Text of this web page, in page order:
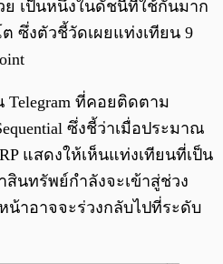
ย เป็นหนึ่งในดัชนีที่ใช้กันมาก
ซึ่งตัวชี้วัดเผยแท่งเทียน 9
ที่คอยติดตาม
ซึ่งชี้ว่าเมื่อประมาณ
แสดงให้เห็นแท่งเทียนที่เป็น
สินทรัพย์กำลังจะเข้าสู่ช่วง
น้าอาจจะร่วงกลับไปที่ระดับ